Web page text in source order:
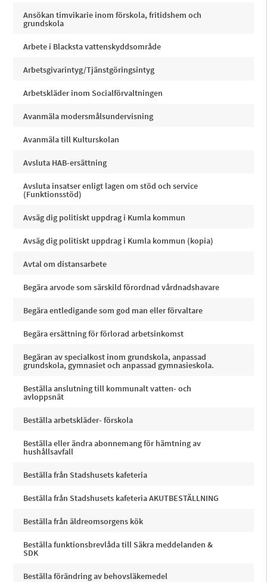
Ansökan timvikarie inom förskola, fritidshem och
grundskola
Arbete i Blacksta vattenskyddsområde
Arbetsgivarintyg/Tjänstgöringsintyg
Arbetskläder inom Socialförvaltningen
Avanmäla modersmålsundervisning
Avanmäla till Kulturskolan
Avsluta HAB-ersättning
Avsluta insatser enligt lagen om stöd och service
(Funktionsstöd)
Avsäg dig politiskt uppdrag i Kumla kommun
Avsäg dig politiskt uppdrag i Kumla kommun (kopia)
Avtal om distansarbete
Begära arvode som särskild förordnad vårdnadshavare
Begära entledigande som god man eller förvaltare
Begära ersättning för förlorad arbetsinkomst
Begäran av specialkost inom grundskola, anpassad
grundskola, gymnasiet och anpassad gymnasieskola.
Beställa anslutning till kommunalt vatten- och
avloppsnät
Beställa arbetskläder- förskola
Beställa eller ändra abonnemang för hämtning av
hushållsavfall
Beställa från Stadshusets kafeteria
Beställa från Stadshusets kafeteria AKUTBESTÄLLNING
Beställa från äldreomsorgens kök
Beställa funktionsbrevlåda till Säkra meddelanden &
SDK
Beställa förändring av behovsläkemedel